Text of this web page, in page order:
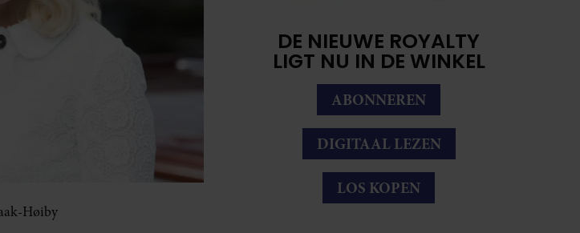
Høiby
DE NIEUWE ROYALTY
LIGT NU IN DE WINKEL
ABONNEREN
DIGITAAL LEZEN
LOS KOPEN